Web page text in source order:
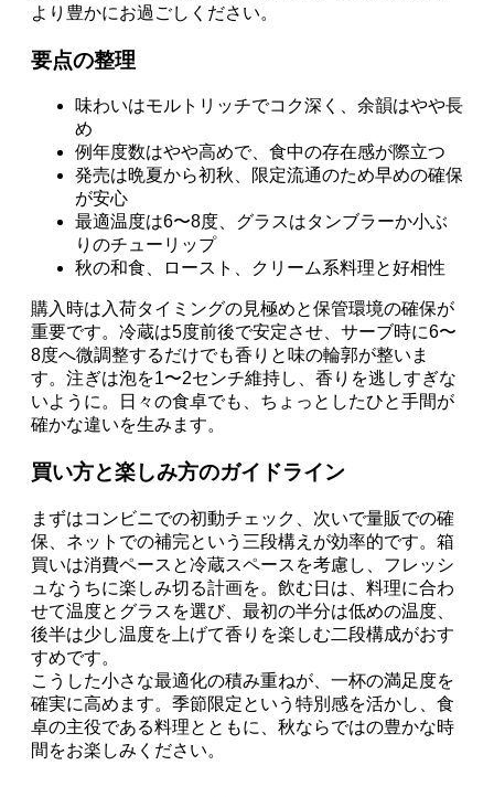
より豊かにお過ごしください。
要点の整理
味わいはモルトリッチでコク深く、余韻はやや長
め
例年度数はやや高めで、食中の存在感が際立つ
発売は晩夏から初秋、限定流通のため早めの確保
が安心
最適温度は6〜8度、グラスはタンブラーか小ぶ
りのチューリップ
秋の和食、ロースト、クリーム系料理と好相性
購入時は入荷タイミングの見極めと保管環境の確保が
重要です。冷蔵は5度前後で安定させ、サーブ時に6〜
8度へ微調整するだけでも香りと味の輪郭が整いま
す。注ぎは泡を1〜2センチ維持し、香りを逃しすぎな
いように。日々の食卓でも、ちょっとしたひと手間が
確かな違いを生みます。
買い方と楽しみ方のガイドライン
まずはコンビニでの初動チェック、次いで量販での確
保、ネットでの補完という三段構えが効率的です。箱
買いは消費ペースと冷蔵スペースを考慮し、フレッシ
ュなうちに楽しみ切る計画を。飲む日は、料理に合わ
せて温度とグラスを選び、最初の半分は低めの温度、
後半は少し温度を上げて香りを楽しむ二段構成がおす
すめです。
こうした小さな最適化の積み重ねが、一杯の満足度を
確実に高めます。季節限定という特別感を活かし、食
卓の主役である料理とともに、秋ならではの豊かな時
間をお楽しみください。